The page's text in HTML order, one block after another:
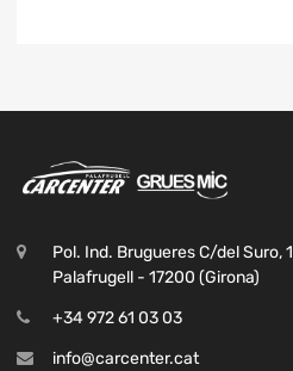
Pol. Ind. Brugueres C/del Suro, 1
Palafrugell - 17200 (Girona)
+34 972 61 03 03
info@carcenter.cat